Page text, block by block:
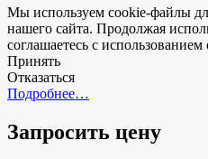
Мы используем cookie-файлы
нашего сайта. Продолжая
соглашаетесь с
Принять
Отказаться
Подробнее…
Запросить цену